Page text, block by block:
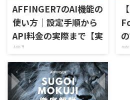
策ツールです。 ただし、利用
するためには「APIキー」とい
うものを取得して設定する必
要があります。 初心者の方に
とっては、このAPIキーの取得
ントになりがちです。 そこで
今回は、APIキーの取得から
WordPressへの設定方法まで
を
の
る
AFFINGER7のAI機能の
使い方｜設定手順から
API料金の実際まで【実
機】
AFFINGER7のAI機能は、テーマ
本体に組み込まれた機能では
なく、プラグイン「AIサポー
ト」と自分のOpenAI APIキー